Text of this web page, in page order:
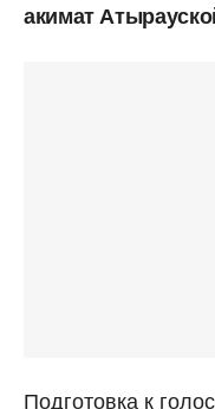
акимат
Подготовка к